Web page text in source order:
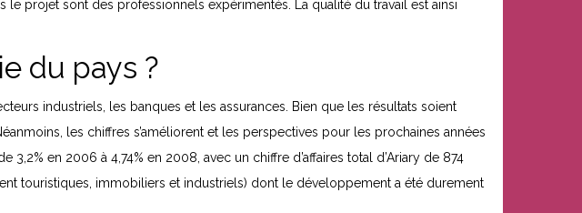
projet sont des professionnels expérimentés. La qualité du travail est ainsi
du pays ?
industriels, les banques et les assurances. Bien que les résultats soient
les chiffres s’améliorent et les perspectives pour les prochaines années
en 2006 à 4,74% en 2008, avec un chiffre d’affaires total d’Ariary de 874
touristiques, immobiliers et industriels) dont le développement a été durement